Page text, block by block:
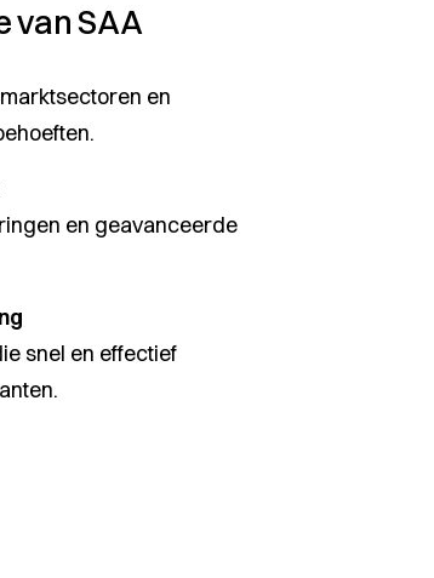
van SAA
en
en geavanceerde
snel en effectief